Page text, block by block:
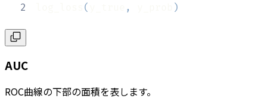
2
( , )
AUC
ROC曲線の下部の面積を表します。